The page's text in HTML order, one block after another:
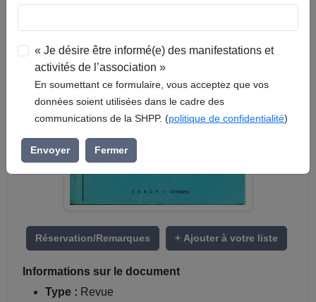
Réservation/Remarques + Ajouter à votre liste
Informations sur le document
Type : Revue
« Je désire être informé(e) des manifestations et
activités de l’association »
En soumettant ce formulaire, vous acceptez que vos
données soient utilisées dans le cadre des
communications de la SHPP. (politique de confidentialité)
Envoyer Fermer